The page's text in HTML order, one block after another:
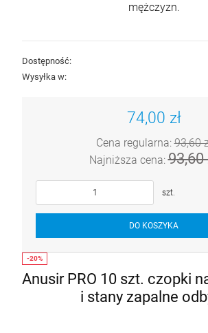
mężczyzn.
Dostępność:
Wysyłka w:
74,00 zł
Cena regularna:93,60
Najniższa cena:93,60
szt.
DO KOSZYKA
Anusir PRO 10 szt. czopki
i stany zapalne